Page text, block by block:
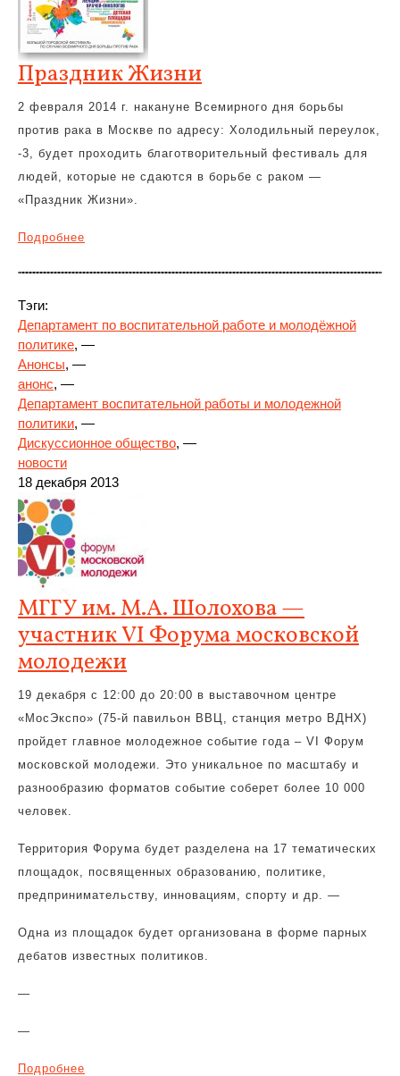
Праздник Жизни
2 февраля 2014 г. накануне Всемирного дня борьбы
против рака в Москве по адресу: Холодильный переулок,
-3, будет проходить благотворительный фестиваль для
людей, которые не сдаются в борьбе с раком —
«Праздник Жизни».
Подробнее
Тэги:
Департамент по воспитательной работе и молодёжной
политике, —
Анонсы, —
анонс, —
Департамент воспитательной работы и молодежной
политики, —
Дискуссионное общество, —
новости
18 декабря 2013
МГГУ им. М.А. Шолохова —
участник VI Форума московской
молодежи
19 декабря с 12:00 до 20:00 в выставочном центре
«МосЭкспо» (75-й павильон ВВЦ, станция метро ВДНХ)
пройдет главное молодежное событие года – VI Форум
московской молодежи. Это уникальное по масштабу и
разнообразию форматов событие соберет более 10 000
человек.
Территория Форума будет разделена на 17 тематических
площадок, посвященных образованию, политике,
предпринимательству, инновациям, спорту и др. —
Одна из площадок будет организована в форме парных
дебатов известных политиков.
—
—
Подробнее